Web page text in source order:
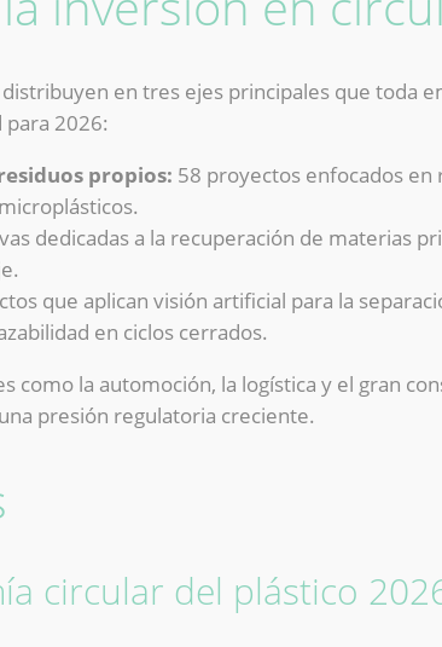
distribuyen en tres ejes principales que toda
2026:
propios: 58 proyectos enfocados en
dedicadas a la recuperación de materias
que aplican visión artificial para la
en ciclos cerrados.
como la automoción, la logística y el gran
presión regulatoria creciente.
circular del plástico